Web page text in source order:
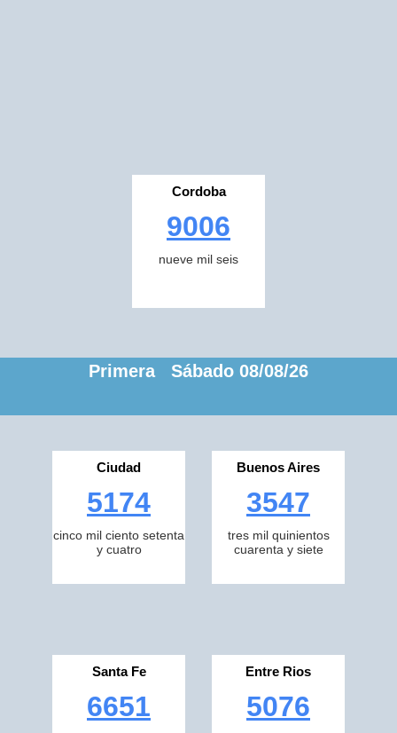
Cordoba
9006
nueve mil seis
Primera Sábado 08/08/26
Ciudad
5174
cinco mil ciento setenta
y cuatro
Buenos Aires
3547
tres mil quinientos
cuarenta y siete
Santa Fe
6651
Entre Rios
5076